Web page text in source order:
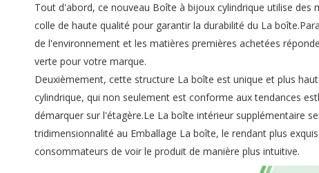
Tout d'abord, ce nouveau Boîte à bijoux cylindrique utilise
colle de haute qualité pour garantir la durabilité du La
de l'environnement et les matières premières achetées
verte pour votre marque.
Deuxièmement, cette structure La boîte est unique et plus
cylindrique, qui non seulement est conforme aux tendances
démarquer sur l'étagère.Le La boîte intérieur supplémentaire
tridimensionnalité au Emballage La boîte, le rendant plus
consommateurs de voir le produit de manière plus intuitive.